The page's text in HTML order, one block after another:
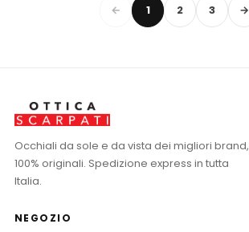
← 1 2 3 →
Occhiali da sole e da vista dei migliori brand,
100% originali. Spedizione express in tutta
Italia.
NEGOZIO